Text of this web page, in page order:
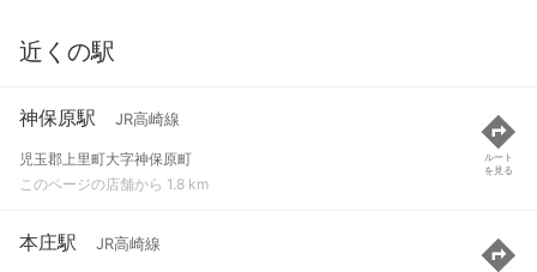
近くの駅
神保原駅 JR高崎線
児玉郡上里町大字神保原町
このページの店舗から 1.8 km
ルート
を見る
本庄駅 JR高崎線